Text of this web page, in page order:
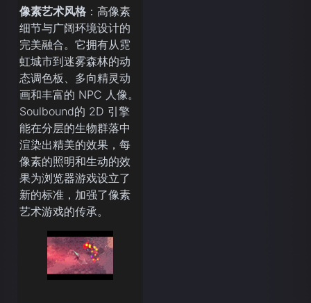
像素艺术风格 ：高像素
细节与广阔环境设计的
完美融合。它拥有从霓
虹城市到迷雾森林的动
态调色板、多向精灵动
画和丰富的 NPC 人像。
Soulbound的 2D 引擎
能在分层的生物群落中
渲染出精美的效果，每
像素的照明和生动的效
果为浏览器游戏设立了
新的标准，加强了像素
艺术游戏的传承。